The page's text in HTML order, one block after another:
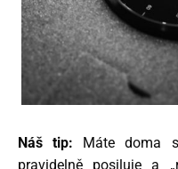
Náš tip: Máte doma
pravidelně posiluje a